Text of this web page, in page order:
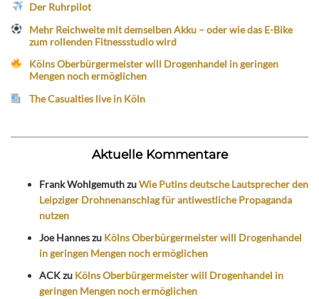
Der Ruhrpilot
Mehr Reichweite mit demselben Akku – oder wie das E-Bike
zum rollenden Fitnessstudio wird
Kölns Oberbürgermeister will Drogenhandel in geringen
Mengen noch ermöglichen
The Casualties live in Köln
Aktuelle Kommentare
Frank WohlgemuthzuWie Putins deutsche Lautsprecher den
Leipziger Drohnenanschlag für antiwestliche Propaganda
nutzen
Joe Hanneszu Kölns Oberbürgermeister will Drogenhandel
in geringen Mengen noch ermöglichen
ACKzu Kölns Oberbürgermeister will Drogenhandel in
geringen Mengen noch ermöglichen